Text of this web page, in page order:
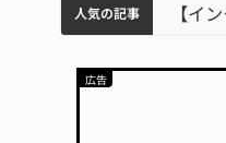
人気の記事
軽乗用車が田んぼに転落 運転の70歳女性死亡 伊賀市で
中学校の陶壁モニュメント 地元建設会社がボランティアで清掃 伊賀名張市立病院のDMAT、熊本地震の被災地へ 能登以来3回目の派遣